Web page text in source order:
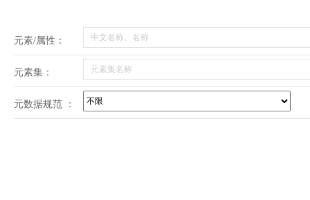
元素/属性：
元素集：
元数据规范 ：